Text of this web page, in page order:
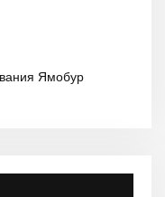
Ямобур